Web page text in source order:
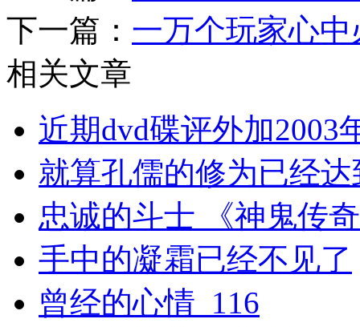
下一篇： 一万个玩家心
相关文章
近期dvd碟评外加2003
就算孔儒的修为已经
忠诚的斗士 《神鬼传
手中的凝霜已经不见了
曾经的心情_116